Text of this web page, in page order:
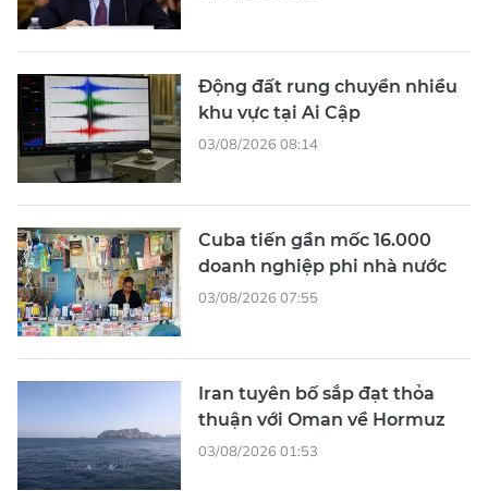
Động đất rung chuyển nhiều
khu vực tại Ai Cập
03/08/2026 08:14
Cuba tiến gần mốc 16.000
doanh nghiệp phi nhà nước
03/08/2026 07:55
Iran tuyên bố sắp đạt thỏa
thuận với Oman về Hormuz
03/08/2026 01:53